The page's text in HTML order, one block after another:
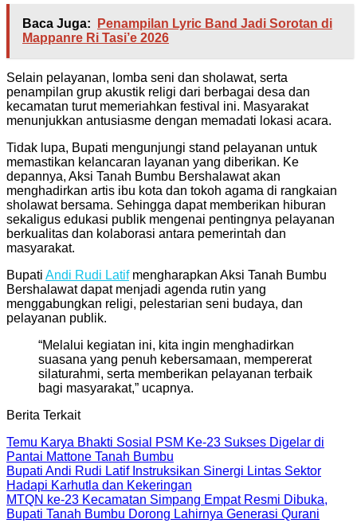
Baca Juga:
Penampilan Lyric Band Jadi Sorotan di
Mappanre Ri Tasi’e 2026
Selain pelayanan, lomba seni dan sholawat, serta
penampilan grup akustik religi dari berbagai desa dan
kecamatan turut memeriahkan festival ini. Masyarakat
menunjukkan antusiasme dengan memadati lokasi acara.
Tidak lupa, Bupati mengunjungi stand pelayanan untuk
memastikan kelancaran layanan yang diberikan. Ke
depannya, Aksi Tanah Bumbu Bershalawat akan
menghadirkan artis ibu kota dan tokoh agama di rangkaian
sholawat bersama. Sehingga dapat memberikan hiburan
sekaligus edukasi publik mengenai pentingnya pelayanan
berkualitas dan kolaborasi antara pemerintah dan
masyarakat.
Bupati Andi Rudi Latifmengharapkan Aksi Tanah Bumbu
Bershalawat dapat menjadi agenda rutin yang
menggabungkan religi, pelestarian seni budaya, dan
pelayanan publik.
“Melalui kegiatan ini, kita ingin menghadirkan
suasana yang penuh kebersamaan, mempererat
silaturahmi, serta memberikan pelayanan terbaik
bagi masyarakat,” ucapnya.
Berita Terkait
Temu Karya Bhakti Sosial PSM Ke-23 Sukses Digelar di
Pantai Mattone Tanah Bumbu
Bupati Andi Rudi Latif Instruksikan Sinergi Lintas Sektor
Hadapi Karhutla dan Kekeringan
MTQN ke-23 Kecamatan Simpang Empat Resmi Dibuka,
Bupati Tanah Bumbu Dorong Lahirnya Generasi Qurani